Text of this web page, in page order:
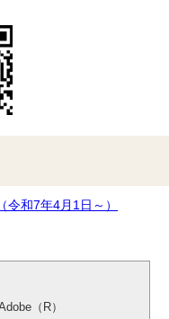
和7年4月1日～）
（R）